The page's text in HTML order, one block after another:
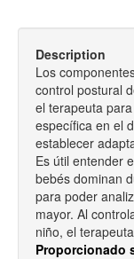
Description
Los
control postural
el terapeuta
específica en el
establecer
Es útil entender
bebés dominan
para poder
mayor. Al
niño, el
Proporcionado